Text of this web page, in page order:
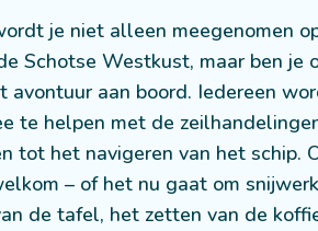
je niet alleen meegenomen
Schotse Westkust, maar ben je
avontuur aan boord. Iedereen
te helpen met de
tot het navigeren van het schip.
– of het nu gaat om
de tafel, het zetten van de